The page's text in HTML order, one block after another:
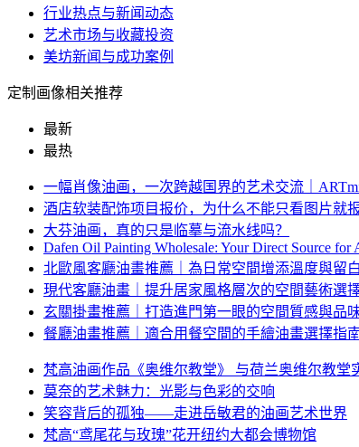
行业热点与新闻动态
艺术市场与收藏投资
美坊新闻与成功案例
定制画像相关推荐
最新
最热
一幅肖像油画，一次跨越国界的艺术交流｜
酒店软装配饰项目报价，为什么不能只看图片就报
大芬油画，真的只是临摹与流水线吗？
Dafen Oil Painting Wholesale: Your Direct Source for
北歐風客廳油畫推薦｜為日常空間增添溫度與留
現代客廳油畫｜提升居家風格層次的空間藝術選
玄關掛畫推薦｜打造進門第一眼的空間質感與品
餐廳油畫推薦｜適合用餐空間的手繪油畫選擇指
梵高油画作品《奥维尔教堂》 与荷兰奥维尔教堂
莫奈的艺术魅力：光影与色彩的交响
笑容背后的孤独——走进岳敏君的油画艺术世界
梵高“鸢尾花与玫瑰”花开纽约大都会博物馆